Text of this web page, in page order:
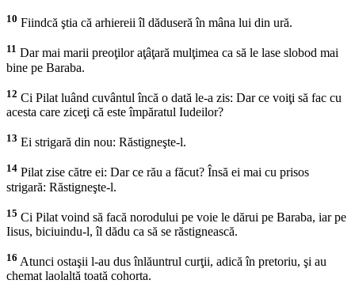
10 Fiindcă ştia că arhiereii îl dăduseră în mâna lui din ură.
11 Dar mai marii preoţilor aţâţară mulţimea ca să le lase slobod mai
bine pe Baraba.
12 Ci Pilat luând cuvântul încă o dată le-a zis: Dar ce voiţi să fac cu
acesta care ziceţi că este împăratul Iudeilor?
13 Ei strigară din nou: Răstigneşte-l.
14 Pilat zise către ei: Dar ce rău a făcut? Însă ei mai cu prisos
strigară: Răstigneşte-l.
15 Ci Pilat voind să facă norodului pe voie le dărui pe Baraba, iar pe
Iisus, biciuindu-l, îl dădu ca să se răstignească.
16 Atunci ostaşii l-au dus înlăuntrul curţii, adică în pretoriu, şi au
chemat laolaltă toată cohorta.